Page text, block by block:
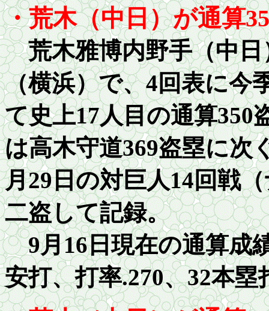
・荒木（中日）が通算
荒木雅博内野手（中日
（横浜）で、4回表に今
て史上17人目の通算350
は高木守道369盗塁に次
月29日の対巨人14回戦
二盗して記録。
9月16日現在の通算成
安打、打率.270、32本塁